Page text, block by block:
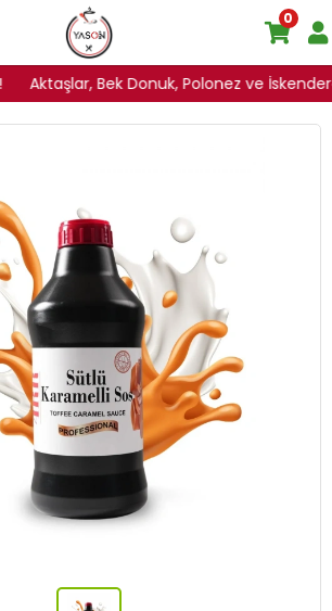
Aktaşlar, Bek Donuk, Polonez ve
0